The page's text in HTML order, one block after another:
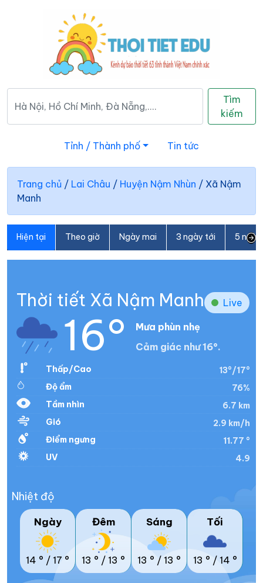
Tìm
kiếm
Tỉnh / Thành phố Tin tức
Trang chủ / Lai Châu / Huyện Nậm Nhùn / Xã Nậm
Manh
Hiện tại Theo giờ Ngày mai 3 ngày tới 5
Thời tiết Xã Nậm Manh Live
16°
Mưa phùn nhẹ
Cảm giác như 16°.
Thấp/Cao
13°/17°
Độ ẩm
76%
Tầm nhìn
6.7 km
Gió
2.9 km/h
Điểm ngưng
11.77 °
UV
4.9
Nhiệt độ
Ngày
14 ° / 17 °
Đêm
13 ° / 13 °
Sáng
13 ° / 13 °
Tối
13 ° / 14 °